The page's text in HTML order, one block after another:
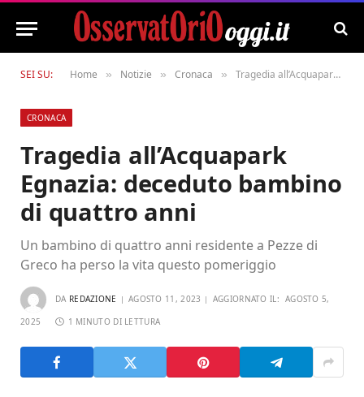
SEI SU: Home » Notizie » Cronaca » Tragedia all’Acquapark Egnazia: deceduto bambino di quattro anni
CRONACA
Tragedia all’Acquapark
Egnazia: deceduto bambino
di quattro anni
Un bambino di quattro anni residente a Pezze di
Greco ha perso la vita questo pomeriggio
DA REDAZIONE AGOSTO 11, 2023 AGGIORNATO IL: AGOSTO 5,
2025 1 MINUTO DI LETTURA